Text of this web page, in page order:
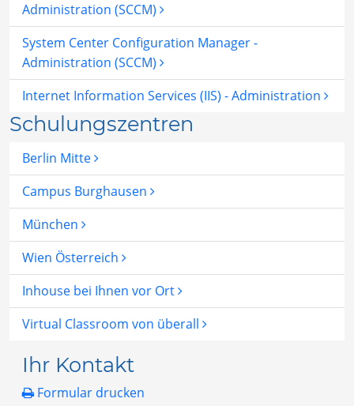
Administration (SCCM)
System Center Configuration Manager -
Administration (SCCM)
Internet Information Services (IIS) - Administration
Schulungszentren
Berlin Mitte
Campus Burghausen
München
Wien Österreich
Inhouse bei Ihnen vor Ort
Virtual Classroom von überall
Ihr Kontakt
Formular drucken